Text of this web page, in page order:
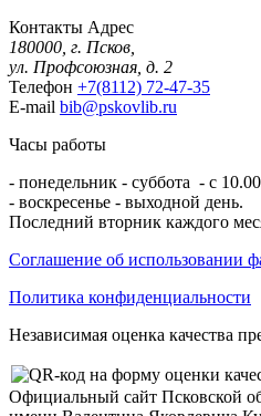
Контакты Адрес
180000, г. Псков,
ул. Профсоюзная, д. 2
Телефон +7(8112) 72-47-35
E-mail bib@pskovlib.ru
Часы работы
- понедельник - суббота - с
- воскресенье - выходной день.
Последний вторник каждого
Соглашение об использовании
Политика конфиденциальности
Независимая оценка качества
Официальный сайт Псковской